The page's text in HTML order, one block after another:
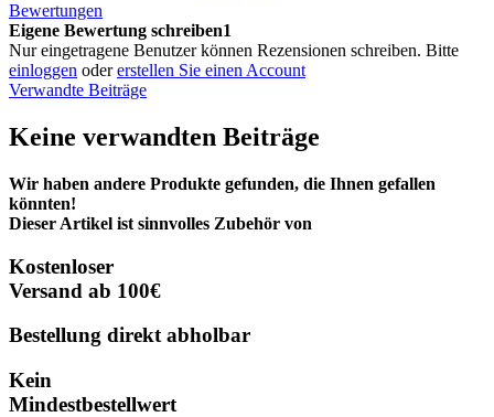
Bewertungen
Eigene Bewertung schreiben1
Nur eingetragene Benutzer können Rezensionen schreiben. Bitte
einloggen odererstellen Sie einen Account
Verwandte Beiträge
Keine verwandten Beiträge
Wir haben andere Produkte gefunden, die Ihnen gefallen
könnten!
Dieser Artikel ist sinnvolles Zubehör von
Kostenloser
Versand ab 100€
Bestellung direkt abholbar
Kein
Mindestbestellwert